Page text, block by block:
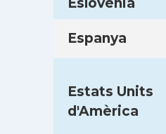
Espanya
Estats Units
d'Amèrica